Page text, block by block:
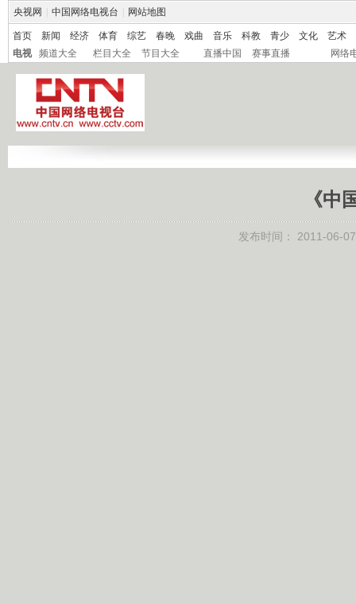
央视网 中国网络电视台 网站地图
首页 新闻 经济 体育 综艺 春晚 戏曲 音乐 科教 青少 文化
艺术
电视
频道大全 栏目大全 节目大全 直播中国 赛事直播 网络
《中
发布时间： 2011-06-